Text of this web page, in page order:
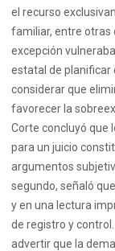
el recurso
familiar, entre otras
excepción
estatal de planificar
considerar que
favorecer la
Corte concluyó que
para un juicio
argumentos
segundo, señaló
y en una lectura
de registro y
advertir que la